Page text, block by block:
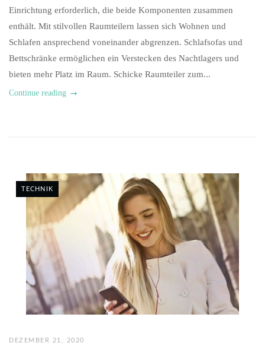
Einrichtung erforderlich, die beide Komponenten zusammen
enthält. Mit stilvollen Raumteilern lassen sich Wohnen und
Schlafen ansprechend voneinander abgrenzen. Schlafsofas und
Bettschränke ermöglichen ein Verstecken des Nachtlagers und
bieten mehr Platz im Raum. Schicke Raumteiler zum...
Continue reading
TECHNIK
DEZEMBER 21, 2020